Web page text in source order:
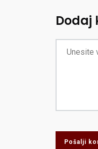
Dodaj
Pošalji